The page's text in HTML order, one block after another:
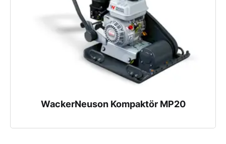
WackerNeuson Kompaktör MP20